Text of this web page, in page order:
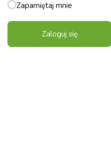
Zapamiętaj mnie
Zaloguj się